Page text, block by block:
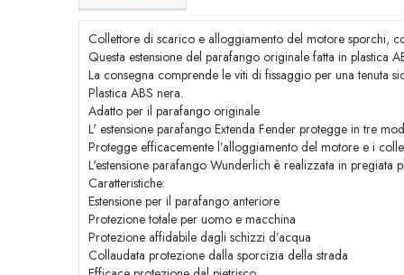
Collettore di scarico e alloggiamento del motore sporchi,
Questa estensione del parafango originale fatta in plastica
La consegna comprende le viti di fissaggio per una tenuta
Plastica ABS nera.
Adatto per il parafango originale
L' estensione parafango Extenda Fender protegge in tre
Protegge efficacemente l’alloggiamento del motore e i
L'estensione parafango Wunderlich è realizzata in pregiata
Caratteristiche:
Estensione per il parafango anteriore
Protezione totale per uomo e macchina
Protezione affidabile dagli schizzi d’acqua
Collaudata protezione dalla sporcizia della strada